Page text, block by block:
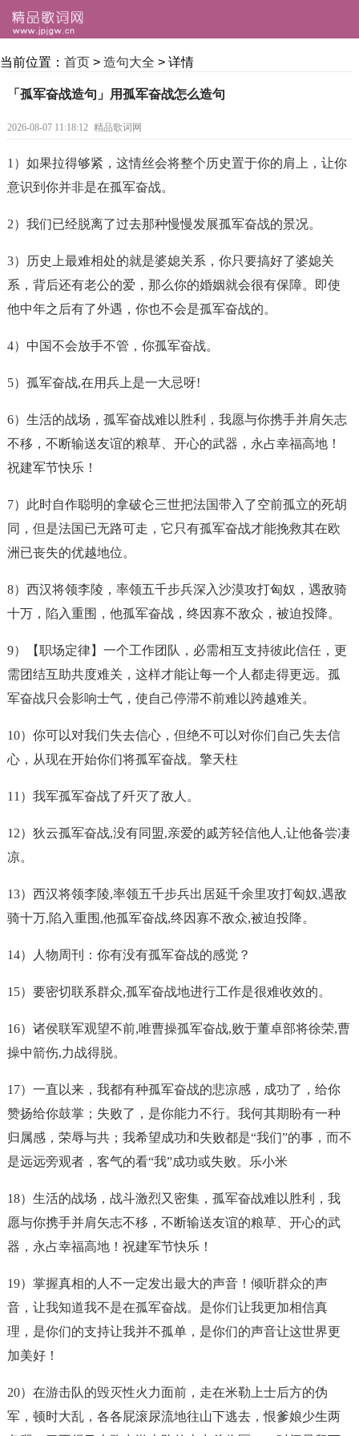
当前位置： 首页 > 造句大全 > 详情
「孤军奋战造句」用孤军奋战怎么造句
2026-08-07 11:18:12 精品歌词网
1）如果拉得够紧，这情丝会将整个历史置于你的肩上，让你
意识到你并非是在孤军奋战。
2）我们已经脱离了过去那种慢慢发展孤军奋战的景况。
3）历史上最难相处的就是婆媳关系，你只要搞好了婆媳关
系，背后还有老公的爱，那么你的婚姻就会很有保障。即使
他中年之后有了外遇，你也不会是孤军奋战的。
4）中国不会放手不管，你孤军奋战。
5） 孤军奋战,在用兵上是一大忌呀!
6）生活的战场， 孤军奋战难以胜利，我愿与你携手并肩矢志
不移，不断输送友谊的粮草、开心的武器，永占幸福高地！
祝建军节快乐！
7）此时自作聪明的拿破仑三世把法国带入了空前孤立的死胡
同，但是法国已无路可走，它只有孤军奋战才能挽救其在欧
洲已丧失的优越地位。
8）西汉将领李陵，率领五千步兵深入沙漠攻打匈奴，遇敌骑
十万，陷入重围，他孤军奋战，终因寡不敌众，被迫投降。
9）【职场定律】一个工作团队，必需相互支持彼此信任，更
需团结互助共度难关，这样才能让每一个人都走得更远。 孤
军奋战只会影响士气，使自己停滞不前难以跨越难关。
10）你可以对我们失去信心，但绝不可以对你们自己失去信
心，从现在开始你们将孤军奋战。擎天柱
11）我军孤军奋战了歼灭了敌人。
12）狄云孤军奋战,没有同盟,亲爱的戚芳轻信他人,让他备尝凄
凉。
13）西汉将领李陵,率领五千步兵出居延千余里攻打匈奴,遇敌
骑十万,陷入重围,他孤军奋战,终因寡不敌众,被迫投降。
14）人物周刊：你有没有孤军奋战的感觉？
15）要密切联系群众,孤军奋战地进行工作是很难收效的。
16）诸侯联军观望不前,唯曹操孤军奋战,败于董卓部将徐荣,曹
操中箭伤,力战得脱。
17）一直以来，我都有种孤军奋战的悲凉感，成功了，给你
赞扬给你鼓掌；失败了，是你能力不行。我何其期盼有一种
归属感，荣辱与共；我希望成功和失败都是“我们”的事，而不
是远远旁观者，客气的看“我”成功或失败。乐小米
18）生活的战场，战斗激烈又密集， 孤军奋战难以胜利，我
愿与你携手并肩矢志不移，不断输送友谊的粮草、开心的武
器，永占幸福高地！祝建军节快乐！
19）掌握真相的人不一定发出最大的声音！倾听群众的声
音，让我知道我不是在孤军奋战。是你们让我更加相信真
理，是你们的支持让我并不孤单，是你们的声音让这世界更
加美好！
20）在游击队的毁灭性火力面前，走在米勒上士后方的伪
军，顿时大乱，各各屁滚尿流地往山下逃去，恨爹娘少生两